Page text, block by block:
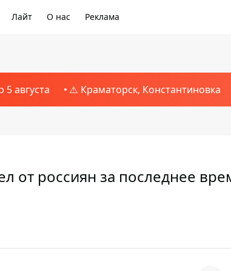
Лайт О нас Реклама
5 августа ⚠️ Краматорск, Константиновка
от россиян за последнее